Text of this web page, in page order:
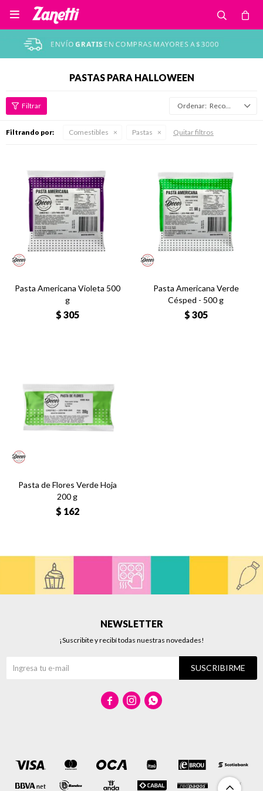

PASTAS PARA HALLOWEEN
Recomendados
Filtrando por: Comestibles Pastas Quitar filtros
Pasta Americana Violeta 500
g
$ 305
Pasta Americana Verde
Césped - 500 g
$ 305
Pasta de Flores Verde Hoja
200 g
$ 162
NEWSLETTER
¡Suscribite y recibí todas nuestras novedades!
SUSCRIBIRME
  